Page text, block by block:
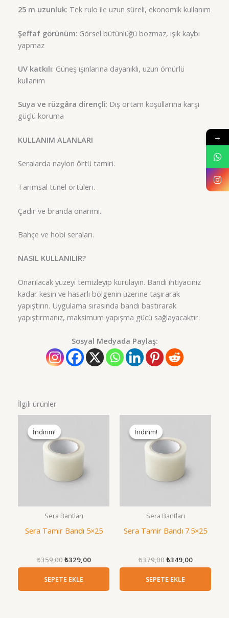
25 m uzunluk: Tek rulo ile uzun süreli, ekonomik kullanım
Şeffaf görünüm: Görsel bütünlüğü bozmaz, ışık kaybı
yapmaz
UV katkılı: Güneş ışınlarına dayanıklı, uzun ömürlü
kullanım
Suya ve rüzgâra dirençli: Dış ortam koşullarına karşı
güçlü koruma
KULLANIM ALANLARI
Seralarda naylon örtü tamiri.
Tarımsal tünel örtüleri.
Çadır ve branda onarımı.
Bahçe ve hobi seraları.
NASIL KULLANILIR?
Onarılacak yüzeyi temizleyip kurulayın. Bandı ihtiyacınız
kadar kesin ve hasarlı bölgenin üzerine taşırarak
yapıştırın. Uygulama sırasında bandı bastırarak
yapıştırmanız, maksimum yapışma gücü sağlayacaktır.
Sosyal Medyada Paylaş:
İlgili ürünler
İndirim!
İndirim!
Sera Bantları
Sera Tamir Bandı 5×25
₺359,00Orijinal
fiyat:
₺359,00.
₺329,00Şu
andaki
SEPETE EKLE
İndirim!
İndirim!
Sera Bantları
Sera Tamir Bandı 7.5×25
₺379,00Orijinal
fiyat:
₺379,00.
₺349,00Şu
andaki
SEPETE EKLE
→